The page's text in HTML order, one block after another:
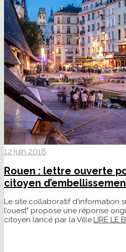
12 juin 2018
Rouen : lettre ouverte
citoyen
Le site collaboratif d'information
l’ouest" propose une réponse
citoyen lancé par la Ville.LIRE LE